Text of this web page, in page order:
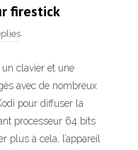
firestick
clavier et une
avec de nombreux
pour diffuser la
processeur 64 bits
plus à cela, l’appareil